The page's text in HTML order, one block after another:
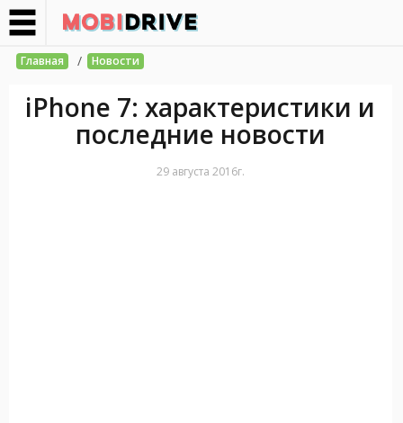
Главная / Новости
iPhone 7: характеристики и
последние новости
29 августа 2016г.